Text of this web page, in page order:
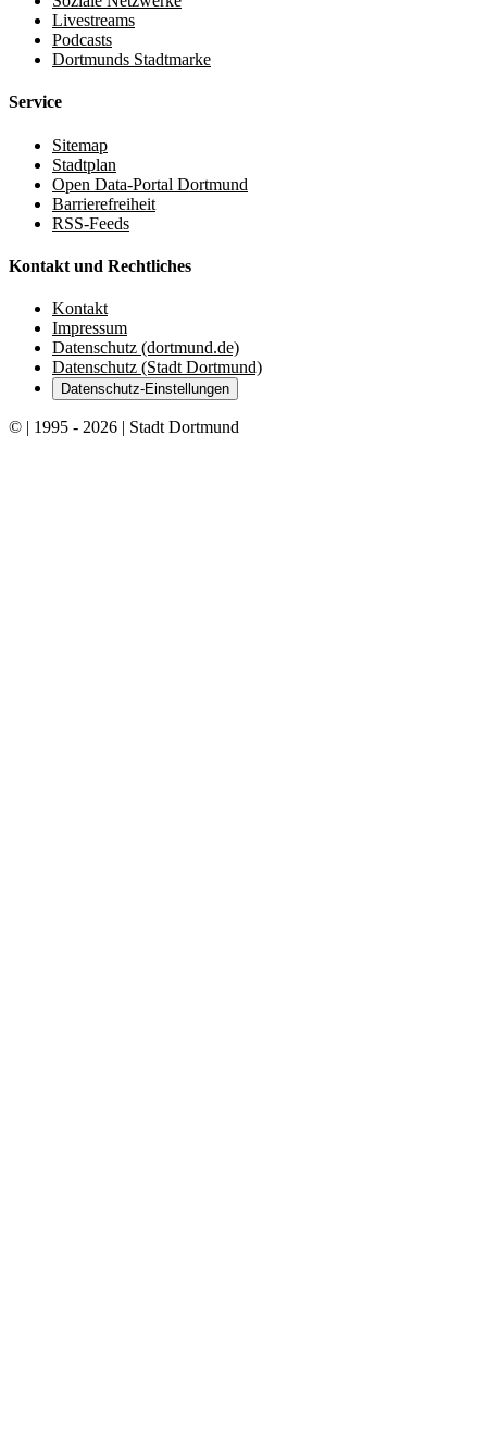
Livestreams
Podcasts
Dortmunds Stadtmarke
Service
Sitemap
Stadtplan
Open Data-Portal Dortmund
Barrierefreiheit
RSS-Feeds
Kontakt und Rechtliches
Kontakt
Impressum
Datenschutz (dortmund.de)
Datenschutz (Stadt Dortmund)
Datenschutz-Einstellungen
© | 1995 - 2026 | Stadt Dortmund